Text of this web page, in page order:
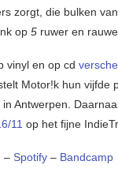
zorgt, die bulken
op 5 ruwer en
vinyl en op cd
Motor!k hun vijfde
Antwerpen.
11 op het fijne
– Spotify – Bandcamp